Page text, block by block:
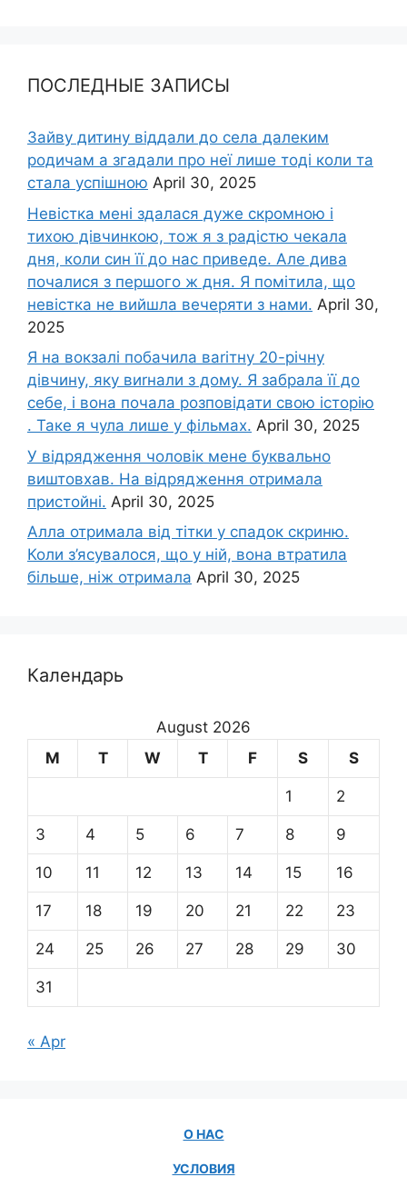
ПОСЛЕДНЫЕ ЗАПИСЫ
Зайву дитину віддали до села далеким
родичам а згадали про неї лише тоді коли та
стала успішною April 30, 2025
Невістка мені здалася дуже скромною і
тихою дівчинкою, тож я з радістю чекала
дня, коли син її до нас приведе. Але дива
почалися з першого ж дня. Я помітила, що
невістка не вийшла вечеряти з нами. April 30,
2025
Я на вокзалі побачила ваrітну 20-річну
дівчину, яку виrнали з дому. Я забрала її до
себе, і вона почала розповідати свою історію
. Таке я чула лише у фільмах. April 30, 2025
У відрядження чоловік мене буквально
виштовхав. На відрядження отримала
пристойні. April 30, 2025
Алла отримала від тітки у спадок скриню.
Коли з’ясувалося, що у ній, вона втратила
більше, ніж отримала April 30, 2025
Календарь
August 2026
M
T W T F S S
1 2
3 4 5 6 7 8 9
10 11 12 13 14 15 16
17 18 19 20 21 22 23
24 25 26 27 28 29 30
31
« Apr
О НАС
УСЛОВИЯ